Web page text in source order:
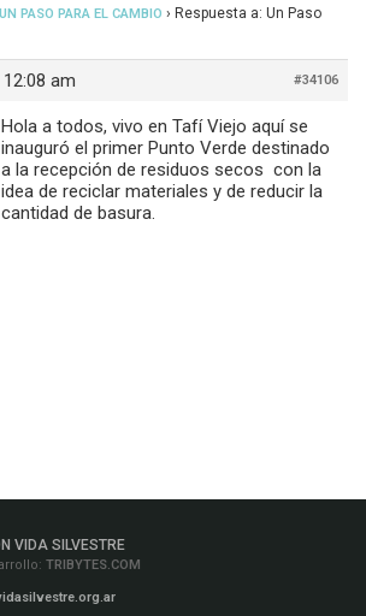
UN PASO PARA EL CAMBIO › Respuesta a: Un Paso
am #34106
Hola a todos, vivo en Tafí Viejo aquí se
inauguró el primer Punto Verde destinado
a la recepción de residuos secos con la
idea de reciclar materiales y de reducir la
cantidad de basura.
VIDA SILVESTRE
TRIBYTES.COM